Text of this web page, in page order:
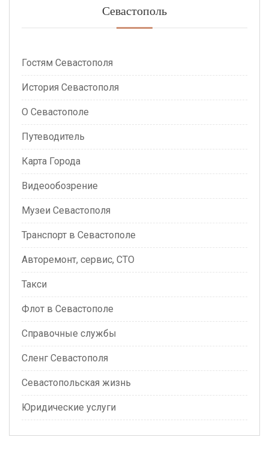
Севастополь
Гостям Севастополя
История Севастополя
О Севастополе
Путеводитель
Карта Города
Видеообозрение
Музеи Севастополя
Транспорт в Севастополе
Авторемонт, сервис, СТО
Такси
Флот в Севастополе
Справочные службы
Сленг Севастополя
Севастопольская жизнь
Юридические услуги